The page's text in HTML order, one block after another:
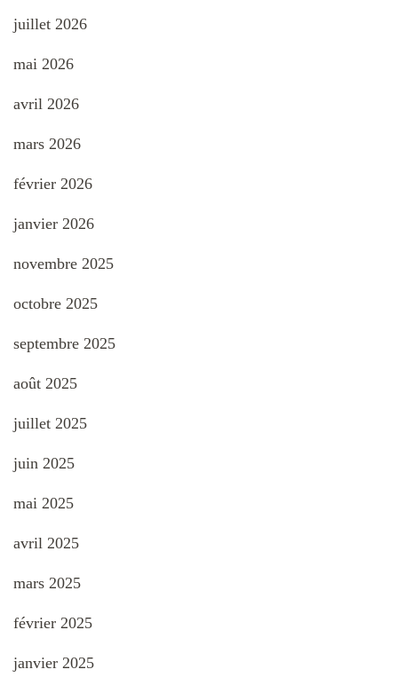
juillet 2026
mai 2026
avril 2026
mars 2026
février 2026
janvier 2026
novembre 2025
octobre 2025
septembre 2025
août 2025
juillet 2025
juin 2025
mai 2025
avril 2025
mars 2025
février 2025
janvier 2025